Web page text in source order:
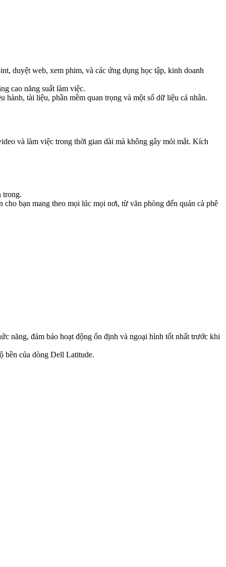
duyệt web, xem phim, và các ứng dụng học tập, kinh doanh
cao năng suất làm việc.
tài liệu, phần mềm quan trọng và một số dữ liệu cá nhân.
và làm việc trong thời gian dài mà không gây mỏi mắt. Kích
trong.
bạn mang theo mọi lúc mọi nơi, từ văn phòng đến quán cà phê
năng, đảm bảo hoạt động ổn định và ngoại hình tốt nhất trước khi
bền của dòng Dell Latitude.